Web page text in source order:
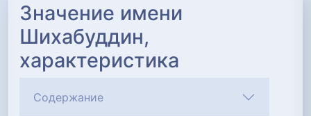
Значение имени
Шихабуддин,
характеристика
Содержание